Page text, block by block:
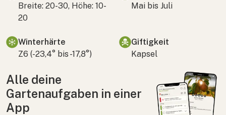
Breite: 20-30, Höhe: 10-
20
Mai bis Juli
Winterhärte
Z6 (-23,4° bis -17,8°)
Giftigkeit
Kapsel
Alle deine
Gartenaufgaben in einer
App